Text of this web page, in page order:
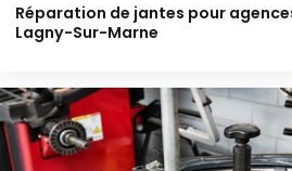
Réparation de jantes pour
Lagny-Sur-Marne